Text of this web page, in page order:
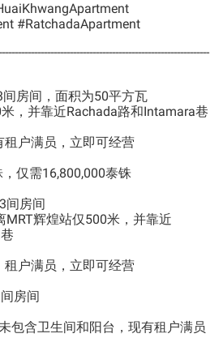
#RatchadaApartment
房间，面积为50平方瓦
，并靠近Rachada路和Intamara巷
户满员，立即可经营
仅需16,800,000泰铢
间房间
MRT辉煌站仅500米，并靠近
户满员，立即可经营
房间
包含卫生间和阳台，现有租户满员